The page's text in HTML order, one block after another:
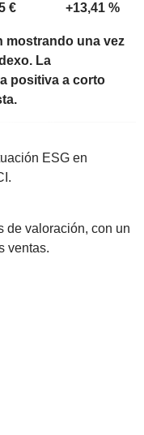
€ +13,41 %
mostrando una vez
La
positiva a corto
ESG en
de valoración, con un
ventas.